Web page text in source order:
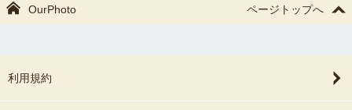
OurPhoto ページトップへ
利用規約